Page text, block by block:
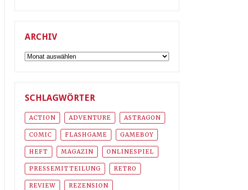
ARCHIV
Archiv
SCHLAGWÖRTER
ACTION ADVENTURE ASTRAGON
COMIC FLASHGAME GAMEBOY
HEFT MAGAZIN ONLINESPIEL
PRESSEMITTEILUNG RETRO
REVIEW REZENSION